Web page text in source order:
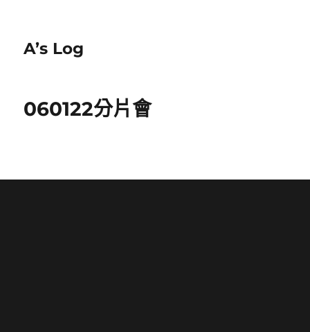
A’s Log
060122分片會